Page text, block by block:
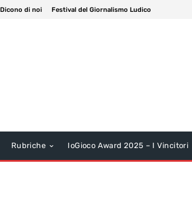
Dicono di noi Festival del Giornalismo Ludico
Rubriche IoGioco Award 2025 – I Vincitori